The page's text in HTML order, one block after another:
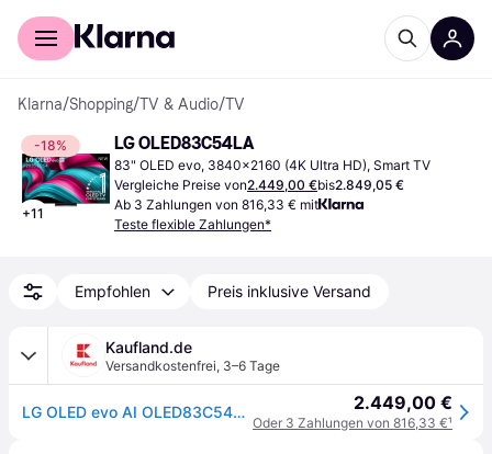
Für Shopper
Klarna/Shopping/TV & Audio/TV
-18%
+11
LG OLED83C54LA
83" OLED evo, 3840x2160 (4K Ultra HD), Smart TV
Vergleiche Preise von2.449,00 €bis2.849,05 €
Ab 3 Zahlungen von 816,33 € mit
Teste flexible Zahlungen*
Empfohlen Preis inklusive Versand
Kaufland.de
Versandkostenfrei, 3–6 Tage
LG OLED evo AI OLED83C54LA, 2,11 m (83"), 3840 x 2160 Pixel, OLED evo, Smart-TV, WLAN, Schwarz 2.449,00 €
Oder 3 Zahlungen von 816,33 €¹